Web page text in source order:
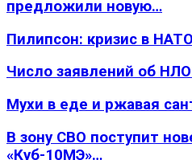
предложили новую…
Пилипсон: кризис в
Число заявлений об
Мухи в еде и ржавая
В зону СВО поступит
«Куб-10МЭ»…